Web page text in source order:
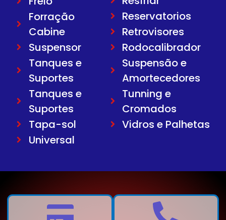
Forração
Cabine
Suspensor
Tanques e
Suportes
Tanques e
Suportes
Tapa-sol
Universal
Reservatorios
Retrovisores
Rodocalibrador
Suspensão e
Amortecedores
Tunning e
Cromados
Vidros e Palhetas